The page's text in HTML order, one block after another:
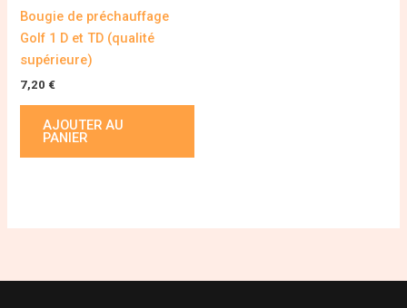
Bougie de préchauffage
Golf 1 D et TD (qualité
supérieure)
7,20 €
AJOUTER AU
PANIER